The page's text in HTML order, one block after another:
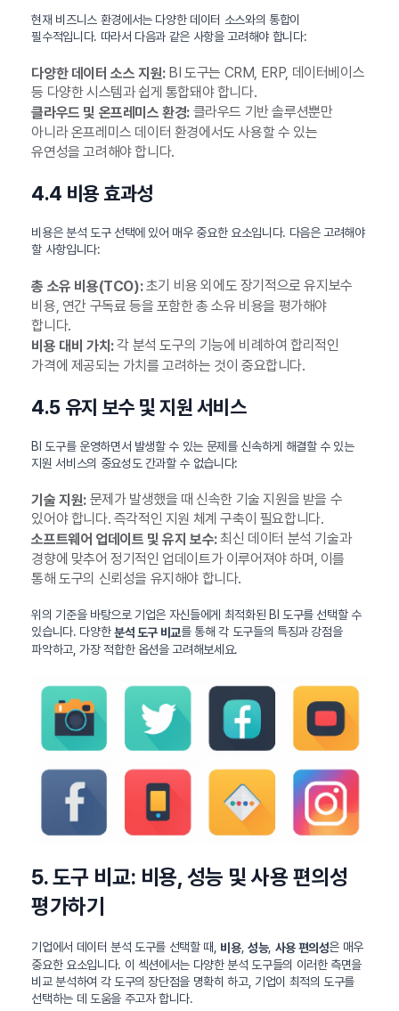
현재 비즈니스 환경에서는 다양한 데이터 소스와의 통합이
필수적입니다. 따라서 다음과 같은 사항을 고려해야 합니다:
다양한 데이터 소스 지원:BI 도구는 CRM, ERP, 데이터베이스
등 다양한 시스템과 쉽게 통합돼야 합니다.
클라우드 및 온프레미스 환경:클라우드 기반 솔루션뿐만
아니라 온프레미스 데이터 환경에서도 사용할 수 있는
유연성을 고려해야 합니다.
4.4 비용 효과성
비용은 분석 도구 선택에 있어 매우 중요한 요소입니다. 다음은 고려해야
할 사항입니다:
총 소유 비용(TCO):초기 비용 외에도 장기적으로 유지보수
비용, 연간 구독료 등을 포함한 총 소유 비용을 평가해야
합니다.
비용 대비 가치:각 분석 도구의 기능에 비례하여 합리적인
가격에 제공되는 가치를 고려하는 것이 중요합니다.
4.5 유지 보수 및 지원 서비스
BI 도구를 운영하면서 발생할 수 있는 문제를 신속하게 해결할 수 있는
지원 서비스의 중요성도 간과할 수 없습니다:
기술 지원:문제가 발생했을 때 신속한 기술 지원을 받을 수
있어야 합니다. 즉각적인 지원 체계 구축이 필요합니다.
소프트웨어 업데이트 및 유지 보수:최신 데이터 분석 기술과
경향에 맞추어 정기적인 업데이트가 이루어져야 하며, 이를
통해 도구의 신뢰성을 유지해야 합니다.
위의 기준을 바탕으로 기업은 자신들에게 최적화된 BI 도구를 선택할 수
있습니다. 다양한분석 도구 비교를 통해 각 도구들의 특징과 강점을
파악하고, 가장 적합한 옵션을 고려해보세요.
5. 도구 비교: 비용, 성능 및 사용 편의성
평가하기
기업에서 데이터 분석 도구를 선택할 때, 비용, 성능, 사용 편의성은 매우
중요한 요소입니다. 이 섹션에서는 다양한 분석 도구들의 이러한 측면을
비교 분석하여 각 도구의 장단점을 명확히 하고, 기업이 최적의 도구를
선택하는 데 도움을 주고자 합니다.